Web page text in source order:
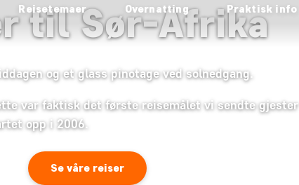
Reisetemaer Overnatting Praktisk info
til Sør-Afrika
og et glass pinotage ved solnedgang.
var faktisk det første reisemålet vi sendte gjester
opp i 2006.
Se våre reiser